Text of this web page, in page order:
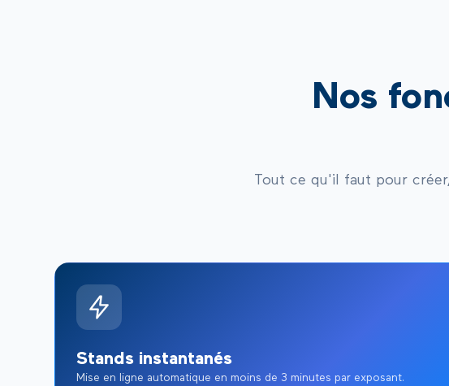
Nos
Tout ce qu'il faut pour
Stands instantanés
Mise en ligne automatique en moins de 3 minutes par exposant.